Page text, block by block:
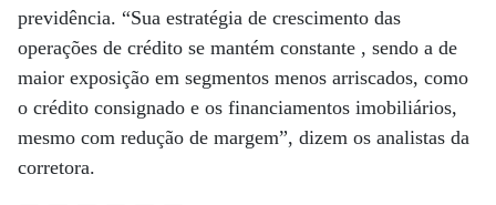
previdência. “Sua estratégia de crescimento das
operações de crédito se mantém constante , sendo a de
maior exposição em segmentos menos arriscados, como
o crédito consignado e os financiamentos imobiliários,
mesmo com redução de margem”, dizem os analistas da
corretora.